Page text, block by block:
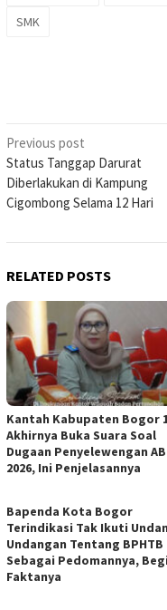
SMK
Post
navigation
Previous post
Status Tanggap Darurat
Diberlakukan di Kampung
Cigombong Selama 12 Hari
RELATED POSTS
Kantah Kabupaten Bogor
Akhirnya Buka Suara Soal
Dugaan Penyelewengan
2026, Ini Penjelasannya
Bapenda Kota Bogor
Terindikasi Tak Ikuti
Undangan Tentang BPHTB
Sebagai Pedomannya,
Faktanya